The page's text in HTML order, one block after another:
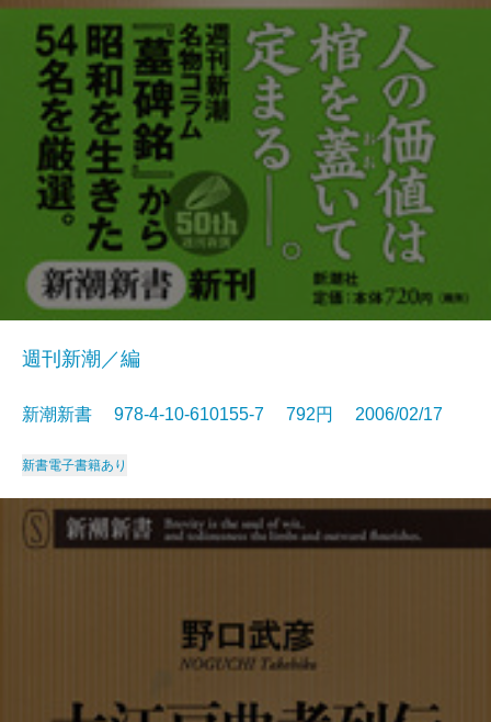
週刊新潮／編
新潮新書 978-4-10-610155-7 792円 2006/02/17
新書電子書籍あり